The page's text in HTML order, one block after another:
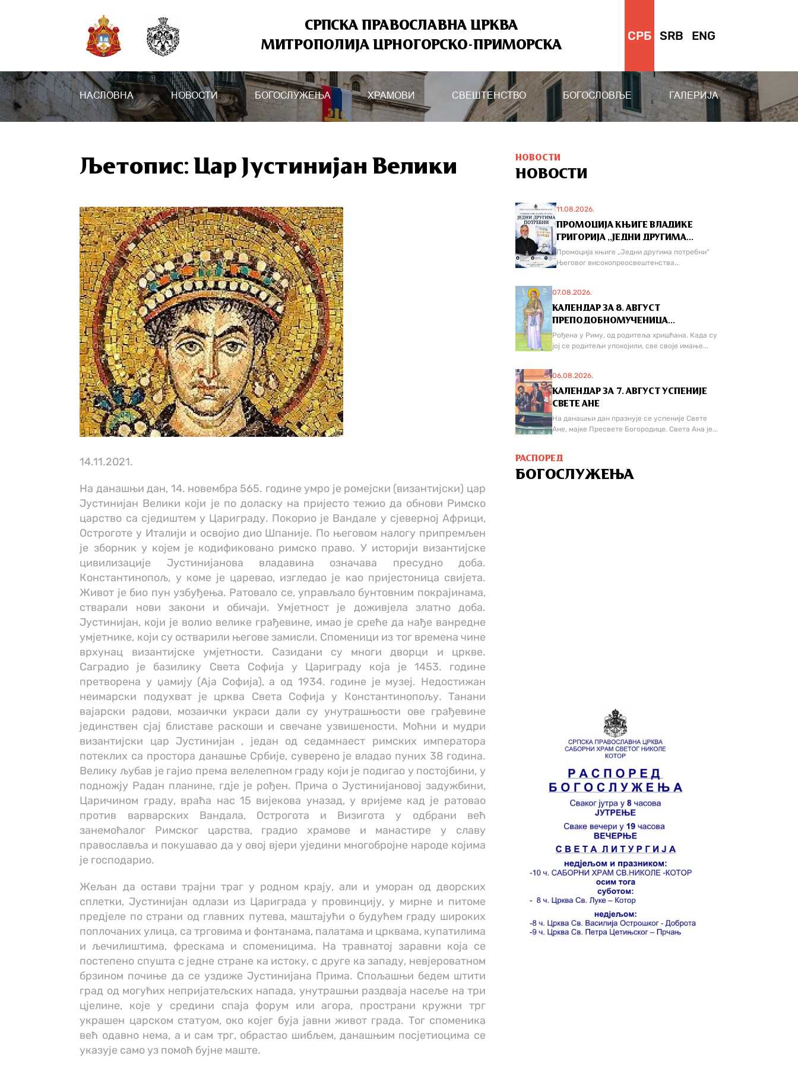
СРПСКА ПРАВОСЛАВНА ЦРКВА
МИТРОПОЛИЈА ЦРНОГОРСКО-ПРИМОРСКА
СРБ SRB ENG
НАСЛОВНА НОВОСТИ БОГОСЛУЖЕЊА ХРАМОВИ СВЕШТЕНСТВО БОГОСЛОВЉЕ ГАЛЕРИЈА
Љетопис: Цар Јустинијан Велики
14.11.2021.
На данашњи дан, 14. новембра 565. године умро је ромејски (византијски) цар
Јустинијан Велики који је по доласку на пријесто тежио да обнови Римско
царство са сједиштем у Цариграду. Покорио је Вандале у сјеверној Африци,
Остроготе у Италији и освојио дио Шпаније. По његовом налогу припремљен
је зборник у којем је кодификовано римско право. У историји византијске
цивилизације Јустинијанова владавина означава пресудно доба.
Константинопољ, у коме је царевао, изгледао је као пријестоница свијета.
Живот је био пун узбуђења. Ратовало се, управљало бунтовним покрајинама,
стварали нови закони и обичаји. Умјетност је доживјела златно доба.
Јустинијан, који је волио велике грађевине, имао је среће да нађе ванредне
умјетнике, који су остварили његове замисли. Споменици из тог времена чине
врхунац византијске умјетности. Сазидани су многи дворци и цркве.
Саградио је базилику Света Софија у Цариграду која је 1453. године
претворена у џамију (Аја Софија), а од 1934. године је музеј. Недостижан
неимарски подухват је црква Света Софија у Константинопољу. Танани
вајарски радови, мозаички украси дали су унутрашњости овe грађевинe
јединствен сјај блиставе раскоши и свечане узвишености. Моћни и мудри
византијски цар Јустинијан , један од седамнаест римских императора
потеклих са простора данашње Србије, суверено је владао пуних 38 година.
Велику љубав је гајио према велелепном граду који је подигао у постојбини, у
подножју Радан планине, гдје је рођен. Прича о Јустинијановој задужбини,
Царичином граду, враћа нас 15 вијекова уназад, у вријеме кад је ратовао
против варварских Вандала, Острогота и Визигота у одбрани већ
занемоћалог Римског царства, градио храмове и манастире у славу
православља и покушавао да у овој вјери уједини многобројне народе којима
је господарио.
Жељан да остави трајни траг у родном крају, али и уморан од дворских
сплетки, Јустинијан одлази из Цариграда у провинцију, у мирне и питоме
предјеле по страни од главних путева, маштајући о будућем граду широких
поплочаних улица, са трговима и фонтанама, палатама и црквама, купатилима
и љечилиштима, фрескама и споменицима. На травнатој заравни која се
постепено спушта с једне стране ка истоку, с друге ка западу, невјероватном
брзином почиње да се уздиже Јустинијана Прима. Спољашњи бедем штити
град од могућих непријатељских напада, унутрашњи раздваја насеље на три
цјелине, које у средини спаја форум или агора, пространи кружни трг
украшен царском статуом, око којег буја јавни живот града. Тог споменика
већ одавно нема, а и сам трг, обрастао шибљем, данашњим посјетиоцима се
указује само уз помоћ бујне маште.
НОВОСТИ
НОВОСТИ
11.08.2026.
ПРОМОЦИЈА КЊИГЕ ВЛАДИКЕ
ГРИГОРИЈА ,,ЈЕДНИ ДРУГИМА...
Промоција књиге „Једни другима потребни“
Његовог високопреосвештенства...
07.08.2026.
КАЛЕНДАР ЗА 8. АВГУСТ
ПРЕПОДОБНОМУЧЕНИЦА...
Рођена у Риму, од родитеља хришћана. Када су
јој се родитељи упокојили, све своје имање...
06.08.2026.
КАЛЕНДАР ЗА 7. АВГУСТ УСПЕНИЈЕ
СВЕТЕ АНЕ
На данашњи дан празнује се успеније Свете
Ане, мајке Пресвете Богородице. Света Ана је...
РАСПОРЕД
БОГОСЛУЖЕЊА